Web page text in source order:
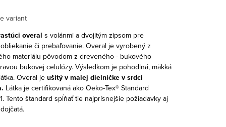
variant
overal s volánmi a dvojitým zipsom pre
či prebaľovanie. Overal je vyrobený z
materiálu pôvodom z dreveného - bukového
bukovej celulózy. Výsledkom je pohodlná, mäkká
Overal je ušitý v malej dielničke v srdci
Látka je certifikovaná ako Oeko-Tex® Standard
Tento štandard spĺňať tie najprísnejšie požiadavky aj